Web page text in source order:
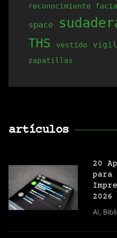
reconocimiento
space
THS vestido
zapatillas
artículos
20
para
2026
AI,